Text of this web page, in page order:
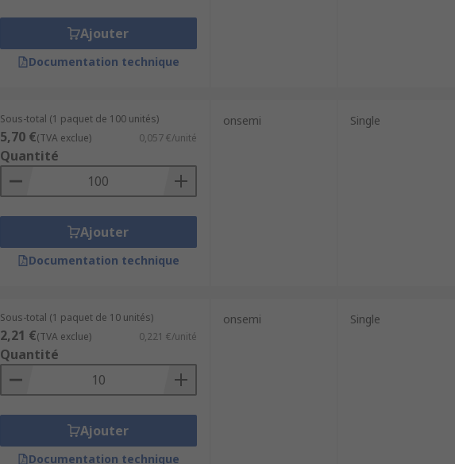
Ajouter
Documentation technique
Sous-total (1 paquet de 100 unités)
5,70 €(TVA exclue) 0,057 €/unité
Quantité
Ajouter
Documentation technique
onsemi Single
Sous-total (1 paquet de 10 unités)
2,21 €(TVA exclue) 0,221 €/unité
Quantité
Ajouter
Documentation technique
onsemi Single